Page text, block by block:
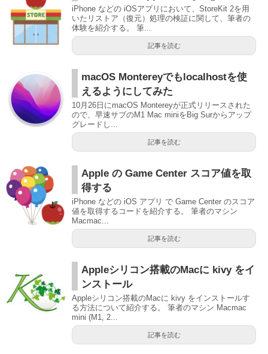
iPhone などの iOSアプリにおいて、StoreKit 2を用
いたリストア（復元）処理の検証に関して、筆者の
体験を紹介する。 筆...
記事を読む
macOS Montereyでもlocalhostを使
えるようにしてみた
10月26日にmacOS Montereyが正式リリースされた
ので、早速サブのM1 Mac miniをBig Surからアップ
グレードし...
記事を読む
Apple の Game Center スコア値を取
得する
iPhone などの iOS アプリ で Game Center のスコア
値を取得するコードを紹介する。 筆者のマシン
Macmac...
記事を読む
Appleシリコン搭載のMacに kivy をイ
ンストール
Appleシリコン搭載のMacに kivy をインストールす
る方法について紹介する。 筆者のマシン Macmac
mini (M1, 2...
記事を読む